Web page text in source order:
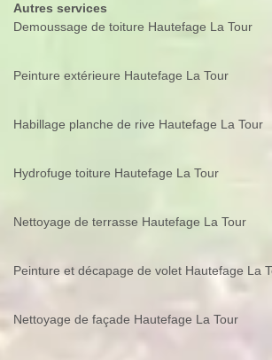
Autres services
Demoussage de toiture Hautefage La Tour
Peinture extérieure Hautefage La Tour
Habillage planche de rive Hautefage La Tour
Hydrofuge toiture Hautefage La Tour
Nettoyage de terrasse Hautefage La Tour
Peinture et décapage de volet Hautefage La
Nettoyage de façade Hautefage La Tour